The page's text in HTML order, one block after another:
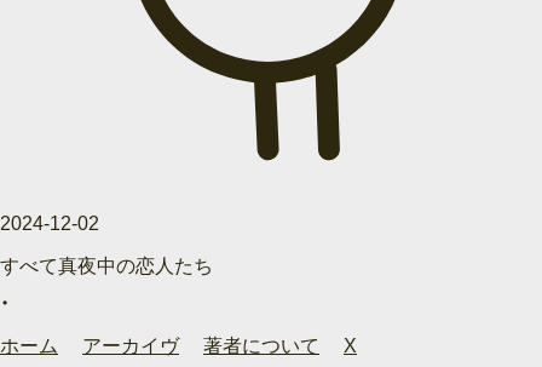
2024-12-02
すべて真夜中の恋人たち
ホーム アーカイヴ 著者について X